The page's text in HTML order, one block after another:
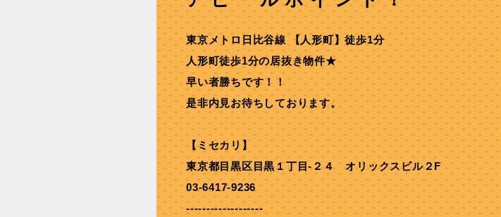
東京メトロ⽇⽐⾕線 【⼈形町】徒歩1分
人形町徒歩1分の居抜き物件★
早い者勝ちです！！
是非内見お待ちしております。
【ミセカリ】
東京都目黒区目黒１丁目-２４ オリックスビル２F
03-6417-9236
-------------------